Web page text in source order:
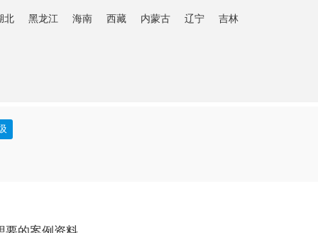
北 黑龙江 海南 西藏 内蒙古 辽宁 吉林